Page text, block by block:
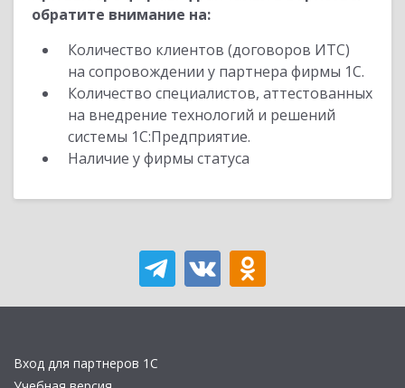
обратите внимание на:
Количество клиентов (договоров ИТС)
на сопровождении у партнера фирмы 1С.
Количество специалистов, аттестованных
на внедрение технологий и решений
системы 1С:Предприятие.
Наличие у фирмы статуса
Вход для партнеров 1С